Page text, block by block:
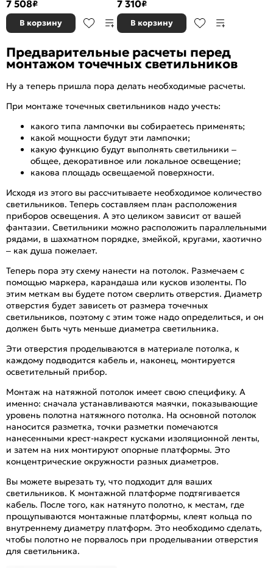
7 508₽
В корзину
7 310₽
В корзину
Предварительные расчеты перед
монтажом точечных светильников
Ну а теперь пришла пора делать необходимые расчеты.
При монтаже точечных светильников надо учесть:
какого типа лампочки вы собираетесь применять;
какой мощности будут эти лампочки;
какую функцию будут выполнять светильники –
общее, декоративное или локальное освещение;
какова площадь освещаемой поверхности.
Исходя из этого вы рассчитываете необходимое количество
светильников. Теперь составляем план расположения
приборов освещения. А это целиком зависит от вашей
фантазии. Светильники можно расположить параллельными
рядами, в шахматном порядке, змейкой, кругами, хаотично
– как душа пожелает.
Теперь пора эту схему нанести на потолок. Размечаем с
помощью маркера, карандаша или кусков изоленты. По
этим меткам вы будете потом сверлить отверстия. Диаметр
отверстия будет зависеть от размера точечных
светильников, поэтому с этим тоже надо определиться, и он
должен быть чуть меньше диаметра светильника.
Эти отверстия проделываются в материале потолка, к
каждому подводится кабель и, наконец, монтируется
осветительный прибор.
Монтаж на натяжной потолок имеет свою специфику. А
именно: сначала устанавливаются маячки, показывающие
уровень полотна натяжного потолка. На основной потолок
наносится разметка, точки разметки помечаются
нанесенными крест-накрест кусками изоляционной ленты,
и затем на них монтируют опорные платформы. Это
концентрические окружности разных диаметров.
Вы можете вырезать ту, что подходит для ваших
светильников. К монтажной платформе подтягивается
кабель. После того, как натянуто полотно, к местам, где
прощупываются монтажные платформы, клеят кольца по
внутреннему диаметру платформ. Это необходимо сделать,
чтобы полотно не порвалось при проделывании отверстия
для светильника.